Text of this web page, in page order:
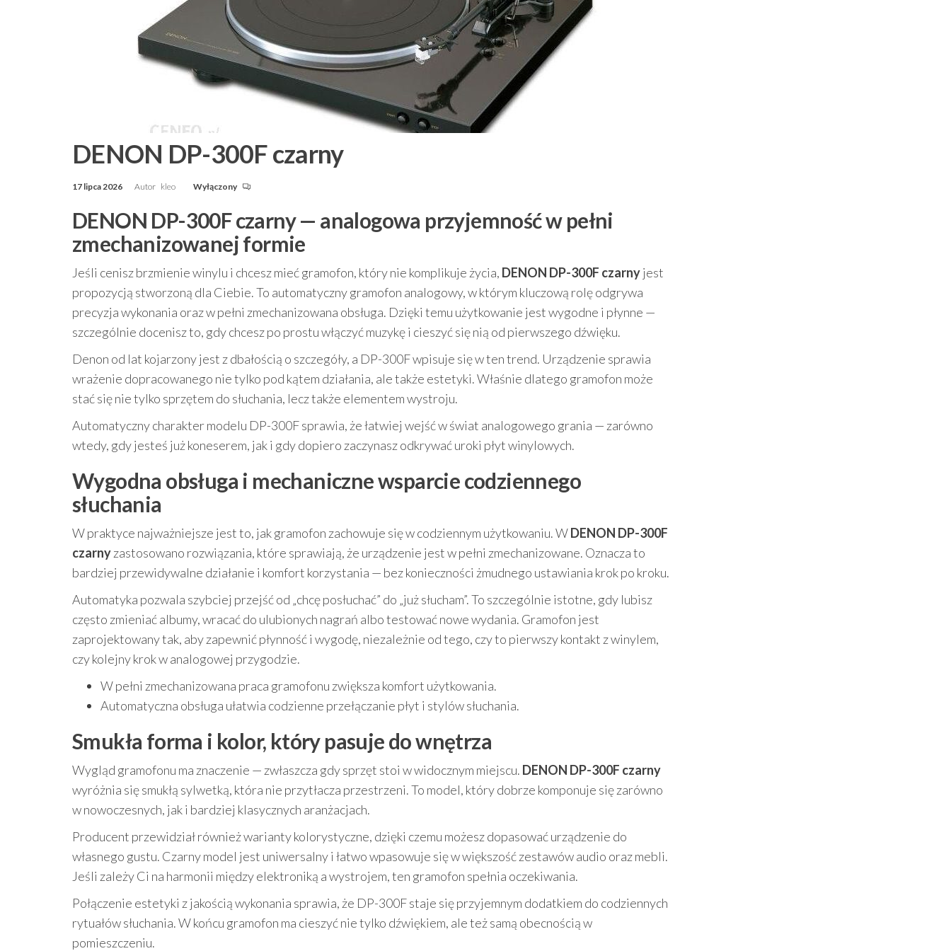
DENON DP-300F czarny
17 lipca 2026 Autor kleo Wyłączony
DENON DP-300F czarny — analogowa przyjemność w pełni
zmechanizowanej formie
Jeśli cenisz brzmienie winylu i chcesz mieć gramofon, który nie komplikuje życia, DENON DP-300F czarnyjest
propozycją stworzoną dla Ciebie. To automatyczny gramofon analogowy, w którym kluczową rolę odgrywa
precyzja wykonania oraz w pełni zmechanizowana obsługa. Dzięki temu użytkowanie jest wygodne i płynne —
szczególnie docenisz to, gdy chcesz po prostu włączyć muzykę i cieszyć się nią od pierwszego dźwięku.
Denon od lat kojarzony jest z dbałością o szczegóły, a DP-300F wpisuje się w ten trend. Urządzenie sprawia
wrażenie dopracowanego nie tylko pod kątem działania, ale także estetyki. Właśnie dlatego gramofon może
stać się nie tylko sprzętem do słuchania, lecz także elementem wystroju.
Automatyczny charakter modelu DP-300F sprawia, że łatwiej wejść w świat analogowego grania — zarówno
wtedy, gdy jesteś już koneserem, jak i gdy dopiero zaczynasz odkrywać uroki płyt winylowych.
Wygodna obsługa i mechaniczne wsparcie codziennego
słuchania
W praktyce najważniejsze jest to, jak gramofon zachowuje się w codziennym użytkowaniu. WDENON DP-300F
czarnyzastosowano rozwiązania, które sprawiają, że urządzenie jest w pełni zmechanizowane. Oznacza to
bardziej przewidywalne działanie i komfort korzystania — bez konieczności żmudnego ustawiania krok po kroku.
Automatyka pozwala szybciej przejść od „chcę posłuchać” do „już słucham”. To szczególnie istotne, gdy lubisz
często zmieniać albumy, wracać do ulubionych nagrań albo testować nowe wydania. Gramofon jest
zaprojektowany tak, aby zapewnić płynność i wygodę, niezależnie od tego, czy to pierwszy kontakt z winylem,
czy kolejny krok w analogowej przygodzie.
W pełni zmechanizowana praca gramofonu zwiększa komfort użytkowania.
Automatyczna obsługa ułatwia codzienne przełączanie płyt i stylów słuchania.
Smukła forma i kolor, który pasuje do wnętrza
Wygląd gramofonu ma znaczenie — zwłaszcza gdy sprzęt stoi w widocznym miejscu. DENON DP-300F czarny
wyróżnia się smukłą sylwetką, która nie przytłacza przestrzeni. To model, który dobrze komponuje się zarówno
w nowoczesnych, jak i bardziej klasycznych aranżacjach.
Producent przewidział również warianty kolorystyczne, dzięki czemu możesz dopasować urządzenie do
własnego gustu. Czarny model jest uniwersalny i łatwo wpasowuje się w większość zestawów audio oraz mebli.
Jeśli zależy Ci na harmonii między elektroniką a wystrojem, ten gramofon spełnia oczekiwania.
Połączenie estetyki z jakością wykonania sprawia, że DP-300F staje się przyjemnym dodatkiem do codziennych
rytuałów słuchania. W końcu gramofon ma cieszyć nie tylko dźwiękiem, ale też samą obecnością w
pomieszczeniu.